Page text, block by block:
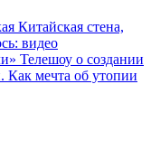
Китайская стена,
видео
Телешоу о создании
Как мечта об утопии